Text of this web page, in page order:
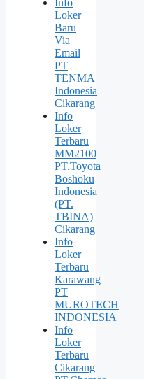
Info
Loker
Baru
Via
Email
PT
TENMA
Indonesia
Cikarang
Info
Loker
Terbaru
MM2100
PT.Toyota
Boshoku
Indonesia
(PT.
TBINA)
Cikarang
Info
Loker
Terbaru
Karawang
PT
MUROTECH
INDONESIA
Info
Loker
Terbaru
Cikarang